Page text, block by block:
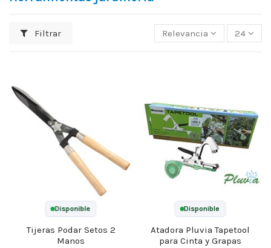
Filtrar Relevancia 24
Disponible
Tijeras Podar Setos 2
Manos
Disponible
Atadora Pluvia Tapetool
para Cinta y Grapas